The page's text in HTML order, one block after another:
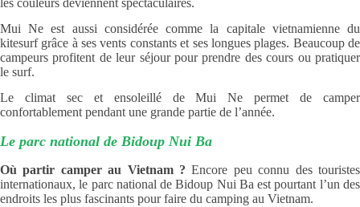
les couleurs deviennent spectaculaires.
Mui Ne est aussi considérée comme la capitale vietnamienne du
kitesurf grâce à ses vents constants et ses longues plages. Beaucoup de
campeurs profitent de leur séjour pour prendre des cours ou pratiquer
le surf.
Le climat sec et ensoleillé de Mui Ne permet de camper
confortablement pendant une grande partie de l’année.
Le parc national de Bidoup Nui Ba
Où partir camper au Vietnam ? Encore peu connu des touristes
internationaux, le parc national de Bidoup Nui Ba est pourtant l’un des
endroits les plus fascinants pour faire du camping au Vietnam.